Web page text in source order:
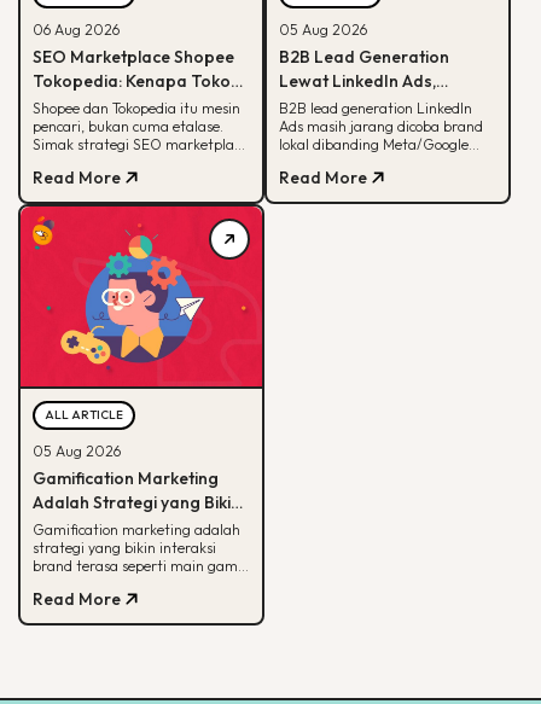
06 Aug 2026
SEO Marketplace Shopee
Tokopedia: Kenapa Toko
Online-mu Perlu Lebih dari
Sekadar Etalase
Shopee dan Tokopedia itu mesin
pencari, bukan cuma etalase.
Simak strategi SEO marketplace
produkmu lebih mudah
ditemukan.
Read More
05 Aug 2026
B2B Lead Generation
Lewat LinkedIn Ads,
Strategi yang Masih
Jarang Dicoba Brand
Lokal
B2B lead generation LinkedIn
Ads masih jarang dicoba brand
lokal dibanding Meta/Google
unggul buat B2B dan cara
eksekusinya.
Read More
ALL ARTICLE
05 Aug 2026
Gamification Marketing
Adalah Strategi yang Bikin
Konsumen Betah, Ini Cara
Kerjanya
Gamification marketing adalah
strategi yang bikin interaksi
brand terasa seperti main game.
cara mulainya di sini.
Read More